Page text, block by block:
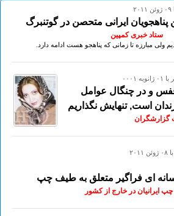
پناهجویان ایرانی متحصن در گوتنبرگ
ستاد خبری کمپین
ولی مبارزه تا زمانی که پناهجو هست ادامه دارد.
قفس و در چنگال عوامل
است, تنهایش نگذاریم
گزارشگران
ای فراگير متعلق به طيف چپ
چپ ايرانيان در خارج از کشور